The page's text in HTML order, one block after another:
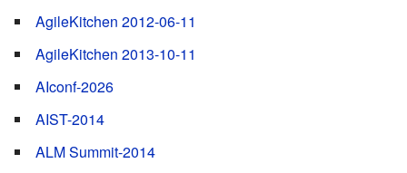
AgileKitchen 2012-06-11
AgileKitchen 2013-10-11
AIconf-2026
AIST-2014
ALM Summit-2014